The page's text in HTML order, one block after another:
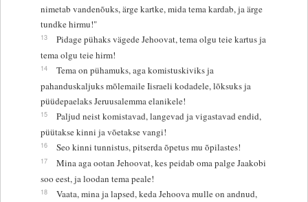
nimetab vandenõuks, ärge kartke, mida tema kardab, ja ärge
tundke hirmu!"
13
Pidage pühaks vägede Jehoovat, tema olgu teie kartus ja
tema olgu teie hirm!
14
Tema on pühamuks, aga komistuskiviks ja
pahanduskaljuks mõlemaile Iisraeli kodadele, lõksuks ja
püüdepaelaks Jeruusalemma elanikele!
15
Paljud neist komistavad, langevad ja vigastavad endid,
püütakse kinni ja võetakse vangi!
16 Seo kinni tunnistus, pitserda õpetus mu õpilastes!
17
Mina aga ootan Jehoovat, kes peidab oma palge Jaakobi
soo eest, ja loodan tema peale!
18
Vaata, mina ja lapsed, keda Jehoova mulle on andnud,